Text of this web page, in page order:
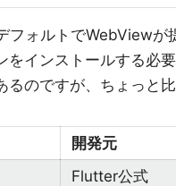
フォルトでWebViewが
インストールする必要
るのですが、ちょっと
開発元
Flutter公式